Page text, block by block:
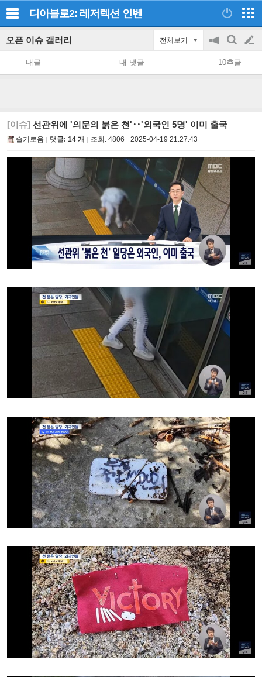
디아블로2: 레저렉션 인벤
오픈 이슈 갤러리 전체보기
공
지
on/off
검
색
글
쓰
내글 내 댓글 10추글
[이슈] 선관위에 '의문의 붉은 천'‥'외국인 5명' 이미 출국
슬기로움 댓글: 14 개 조회: 4806 2025-04-19 21:27:43